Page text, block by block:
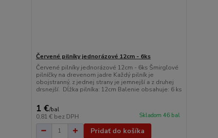
Červené pilníky jednorázové 12cm - 6ks
Červené pilníky jednorázové 12cm - 6ks Šmirgľové
pilníčky na drevenom jadre Každý pilník je
obojstranný, z jednej strany je jemnejší a z druhej
drsnejší. Dĺžka pilníka: 12cm Balenie obsahuje: 6 ks
1 €/bal
0,81 € bez DPH Skladom 46 bal
Pridať do košíka